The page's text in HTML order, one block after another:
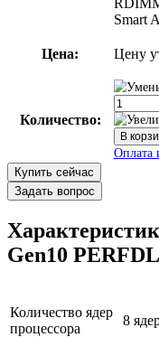
Smart
Цена: Цену
Количество:
Купить сейчас
Задать вопрос
Gen10
Количество ядер
процессора
8